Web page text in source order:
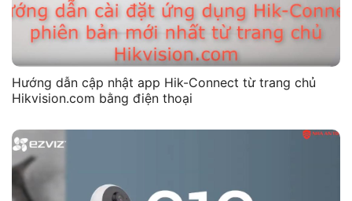
Hướng dẫn cập nhật app Hik-Connect từ trang chủ
Hikvision.com bằng điện thoại